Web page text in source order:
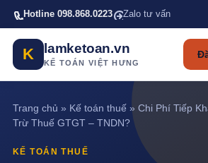
Bỏ qua tới nội dung chính
Hotline 098.868.0223 Zalo tư vấn
K lamketoan.vn
KẾ TOÁN VIỆT HƯNG
Trang chủ » Kế toán thuế » Chi Phí Tiếp
Trừ Thuế GTGT – TNDN?
KẾ TOÁN THUẾ